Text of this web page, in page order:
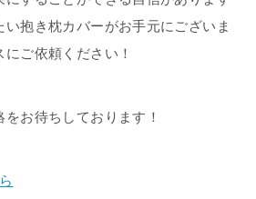
抱き枕カバーがお手元にございま
ご依頼ください！
お待ちしております！